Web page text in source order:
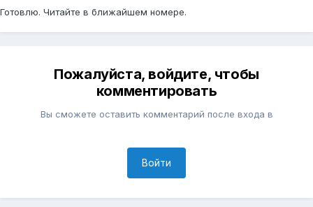
Готовлю. Читайте в ближайшем номере.
Пожалуйста, войдите, чтобы
комментировать
Вы сможете оставить комментарий после входа в
Войти